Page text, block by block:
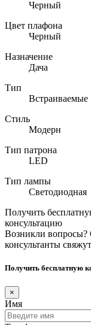
Черный
Цвет плафона
Черный
Назначение
Дача
Тип
Встраиваемые
Стиль
Модерн
Тип патрона
LED
Тип лампы
Светодиодная
Получить
консультацию
Возникли вопросы?
консультанты
Получить бесплатную
×
Имя